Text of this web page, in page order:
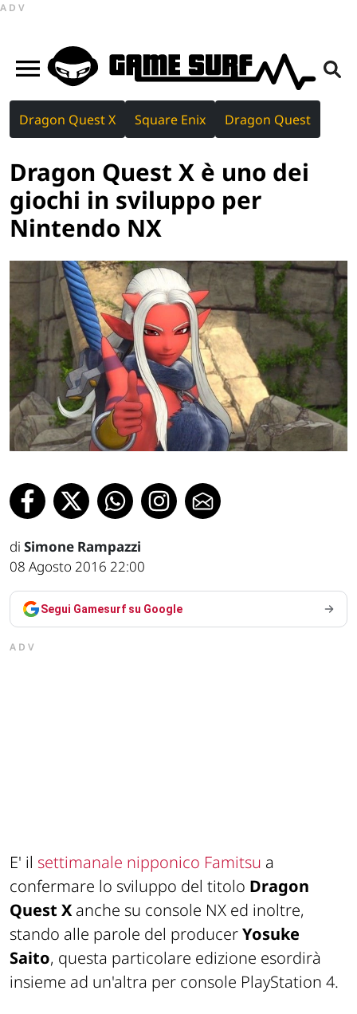
ADV
Dragon Quest X Square Enix Dragon Quest
Dragon Quest X è uno dei
giochi in sviluppo per
Nintendo NX
di Simone Rampazzi
08 Agosto 2016 22:00
Segui Gamesurf su Google
ADV
E' il settimanale nipponico Famitsu a
confermare lo sviluppo del titolo Dragon
Quest X anche su console NX ed inoltre,
stando alle parole del producerYosuke
Saito, questa particolare edizione esordirà
insieme ad un'altra per console PlayStation 4.